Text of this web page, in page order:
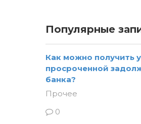
Популярные
Как можно получить
просроченной
банка?
Прочее
0